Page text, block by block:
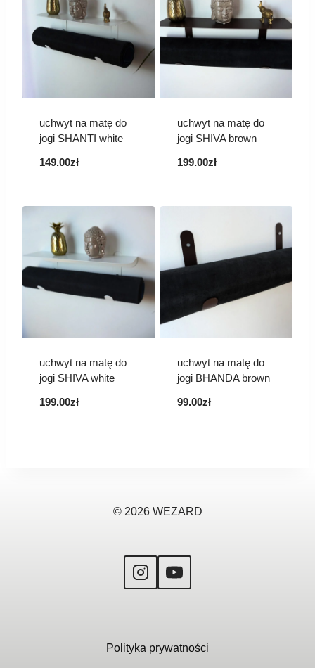
uchwyt na matę do
jogi SHANTI white
149.00zł
uchwyt na matę do
jogi SHIVA brown
199.00zł
uchwyt na matę do
jogi SHIVA white
199.00zł
uchwyt na matę do
jogi BHANDA brown
99.00zł
© 2026 WEZARD
Polityka prywatności